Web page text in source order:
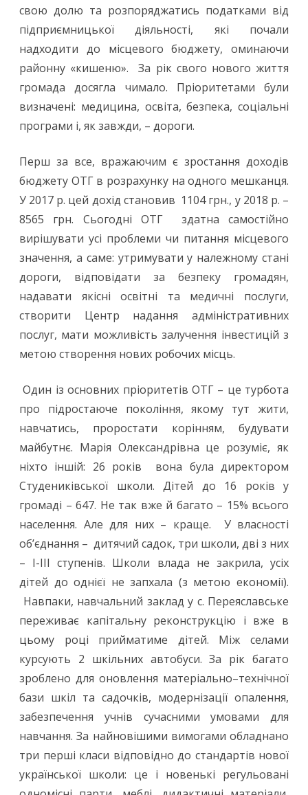
свою долю та розпоряджатись податками від
підприємницької діяльності, які почали
надходити до місцевого бюджету, оминаючи
районну «кишеню». За рік свого нового життя
громада досягла чимало. Пріоритетами були
визначені: медицина, освіта, безпека, соціальні
програми і, як завжди, – дороги.
Перш за все, вражаючим є зростання доходів
бюджету ОТГ в розрахунку на одного мешканця.
У 2017 р. цей дохід становив 1104 грн., у 2018 р. –
8565 грн. Сьогодні ОТГ здатна самостійно
вирішувати усі проблеми чи питання місцевого
значення, а саме: утримувати у належному стані
дороги, відповідати за безпеку громадян,
надавати якісні освітні та медичні послуги,
створити Центр надання адміністративних
послуг, мати можливість залучення інвестицій з
метою створення нових робочих місць.
Один із основних пріоритетів ОТГ – це турбота
про підростаюче покоління, якому тут жити,
навчатись, проростати корінням, будувати
майбутнє. Марія Олександрівна це розуміє, як
ніхто іншій: 26 років вона була директором
Студениківської школи. Дітей до 16 років у
громаді – 647. Не так вже й багато – 15% всього
населення. Але для них – краще. У власності
об’єднання – дитячий садок, три школи, дві з них
– І-ІІІ ступенів. Школи влада не закрила, усіх
дітей до однієї не запхала (з метою економії).
Навпаки, навчальний заклад у с. Переяславське
переживає капітальну реконструкцію і вже в
цьому році прийматиме дітей. Між селами
курсують 2 шкільних автобуси. За рік багато
зроблено для оновлення матеріально–технічної
бази шкіл та садочків, модернізації опалення,
забезпечення учнів сучасними умовами для
навчання. За найновішими вимогами обладнано
три перші класи відповідно до стандартів нової
української школи: це і новенькі регульовані